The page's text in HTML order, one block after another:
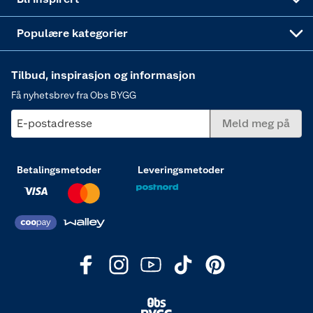
Populære kategorier
Tilbud, inspirasjon og informasjon
Få nyhetsbrev fra Obs BYGG
E-postadresse Meld meg på
Betalingsmetoder Leveringsmetoder